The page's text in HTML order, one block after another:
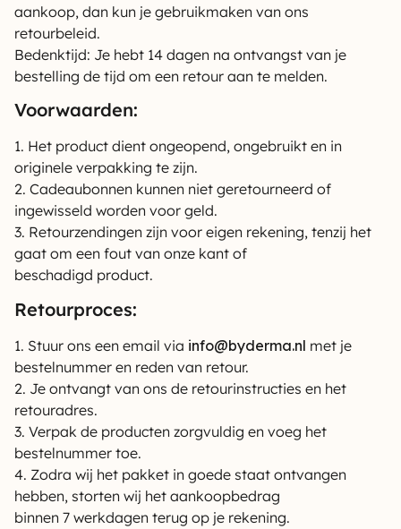
aankoop, dan kun je gebruikmaken van ons
retourbeleid.
Bedenktijd: Je hebt 14 dagen na ontvangst van je
bestelling de tijd om een retour aan te melden.
Voorwaarden:
1. Het product dient ongeopend, ongebruikt en in
originele verpakking te zijn.
2. Cadeaubonnen kunnen niet geretourneerd of
ingewisseld worden voor geld.
3. Retourzendingen zijn voor eigen rekening, tenzij het
gaat om een fout van onze kant of
beschadigd product.
Retourproces:
1. Stuur ons een email via info@byderma.nl met je
bestelnummer en reden van retour.
2. Je ontvangt van ons de retourinstructies en het
retouradres.
3. Verpak de producten zorgvuldig en voeg het
bestelnummer toe.
4. Zodra wij het pakket in goede staat ontvangen
hebben, storten wij het aankoopbedrag
binnen 7 werkdagen terug op je rekening.